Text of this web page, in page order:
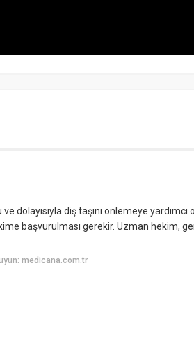
dolayısıyla diş taşını önlemeye yardımcı
başvurulması gerekir. Uzman hekim,
medicana.com.tr